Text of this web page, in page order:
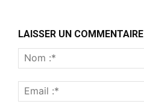
LAISSER UN COMMENTAIRE